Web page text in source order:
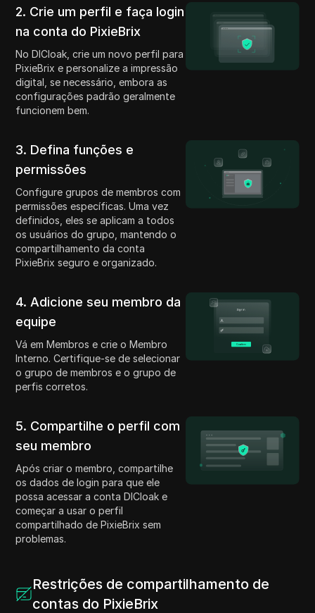
2. Crie um perfil e faça login
na conta do PixieBrix
No DICloak, crie um novo perfil para
PixieBrix e personalize a impressão
digital, se necessário, embora as
configurações padrão geralmente
funcionem bem.
3. Defina funções e
permissões
Configure grupos de membros com
permissões específicas. Uma vez
definidos, eles se aplicam a todos
os usuários do grupo, mantendo o
compartilhamento da conta
PixieBrix seguro e organizado.
4. Adicione seu membro da
equipe
Vá em Membros e crie o Membro
Interno. Certifique-se de selecionar
o grupo de membros e o grupo de
perfis corretos.
5. Compartilhe o perfil com
seu membro
Após criar o membro, compartilhe
os dados de login para que ele
possa acessar a conta DICloak e
começar a usar o perfil
compartilhado de PixieBrix sem
problemas.
Restrições de compartilhamento de
contas do PixieBrix